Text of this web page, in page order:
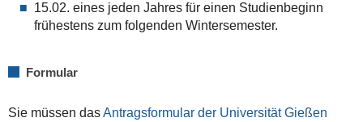
15.02. eines jeden Jahres für einen Studienbeginn
frühestens zum folgenden Wintersemester.
Formular
Sie müssen dasAntragsformular der Universität Gießen